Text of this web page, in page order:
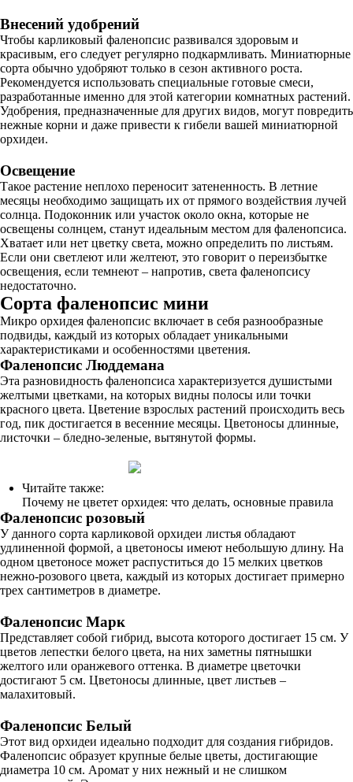
Внесений удобрений
Чтобы карликовый фаленопсис развивался здоровым и
красивым, его следует регулярно подкармливать. Миниатюрные
сорта обычно удобряют только в сезон активного роста.
Рекомендуется использовать специальные готовые смеси,
разработанные именно для этой категории комнатных растений.
Удобрения, предназначенные для других видов, могут повредить
нежные корни и даже привести к гибели вашей миниатюрной
орхидеи.
Освещение
Такое растение неплохо переносит затененность. В летние
месяцы необходимо защищать их от прямого воздействия лучей
солнца. Подоконник или участок около окна, которые не
освещены солнцем, станут идеальным местом для фаленопсиса.
Хватает или нет цветку света, можно определить по листьям.
Если они светлеют или желтеют, это говорит о переизбытке
освещения, если темнеют – напротив, света фаленопсису
недостаточно.
Сорта фаленопсис мини
Микро орхидея фаленопсис включает в себя разнообразные
подвиды, каждый из которых обладает уникальными
характеристиками и особенностями цветения.
Фаленопсис Люддемана
Эта разновидность фаленопсиса характеризуется душистыми
желтыми цветками, на которых видны полосы или точки
красного цвета. Цветение взрослых растений происходить весь
год, пик достигается в весенние месяцы. Цветоносы длинные,
листочки – бледно-зеленые, вытянутой формы.
Читайте также:
Почему не цветет орхидея: что делать, основные правила
Фаленопсис розовый
У данного сорта карликовой орхидеи листья обладают
удлиненной формой, а цветоносы имеют небольшую длину. На
одном цветоносе может распуститься до 15 мелких цветков
нежно-розового цвета, каждый из которых достигает примерно
трех сантиметров в диаметре.
Фаленопсис Марк
Представляет собой гибрид, высота которого достигает 15 см. У
цветов лепестки белого цвета, на них заметны пятнышки
желтого или оранжевого оттенка. В диаметре цветочки
достигают 5 см. Цветоносы длинные, цвет листьев –
малахитовый.
Фаленопсис Белый
Этот вид орхидеи идеально подходит для создания гибридов.
Фаленопсис образует крупные белые цветы, достигающие
диаметра 10 см. Аромат у них нежный и не слишком